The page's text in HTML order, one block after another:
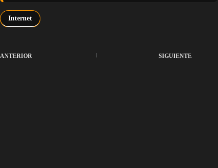
Internet
ANTERIOR SIGUIENTE